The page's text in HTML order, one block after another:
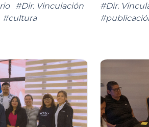
#Dir. Vinculación
#cultura
#Dir.